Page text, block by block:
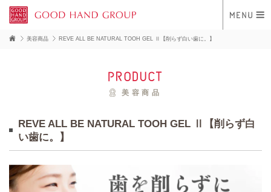
美容商品 REVE ALL BE NATURAL TOOH GEL Ⅱ【削らず白い歯に。】
product
美容商品
REVE ALL BE NATURAL TOOH GEL Ⅱ【削らず白
い歯に。】